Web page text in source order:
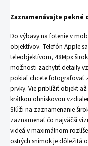
Zaznamenávajte pekné
Do výbavy na fotenie v
objektívov. Telefón Apple
teleobjektívom, 48Mpx
možnosti zachytiť detaily
pokiaľ chcete fotografovať
prvky. Vie priblížiť objekt
krátkou ohniskovou
Slúži na zaznamenanie
zaznamenať čo najväčší
videá v maximálnom
ostrých snímok je dôležitá